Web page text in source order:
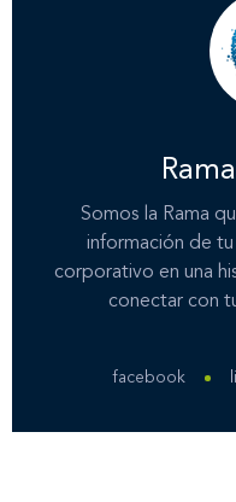
Somos la Rama
información de
corporativo en una
conectar con
facebook